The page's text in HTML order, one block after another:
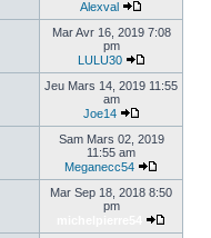
Alexval
Mar Avr 16, 2019 7:08
pm
LULU30
Jeu Mars 14, 2019 11:55
am
Joe14
Sam Mars 02, 2019
11:55 am
Meganecc54
Mar Sep 18, 2018 8:50
pm